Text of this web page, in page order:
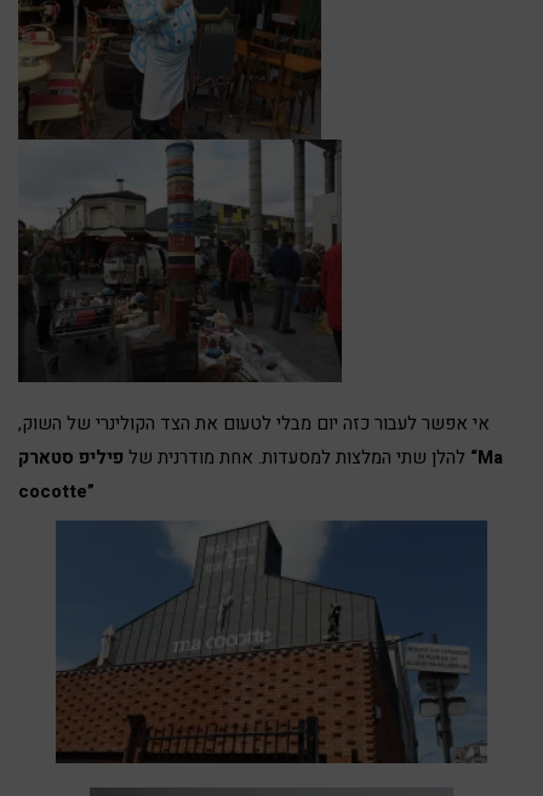
אי אפשר לעבור כזה יום מבלי לטעום את הצד הקולינרי של השוק,
להלן שתי המלצות למסעדות. אחת מודרנית של פיליפ סטארק “Ma
cocotte”